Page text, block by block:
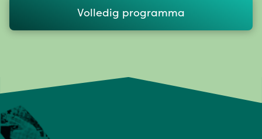
Volledig programma